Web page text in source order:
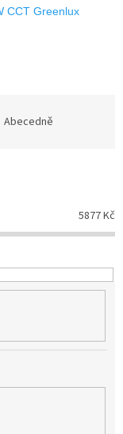
CCT Greenlux
Abecedně
5877Kč